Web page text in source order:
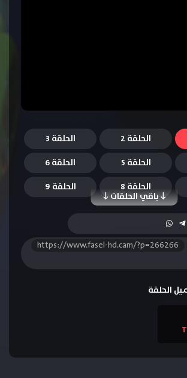
الحلقة 2
الحلقة 3
الحلقة 5 الحلقة 6
باقي الحلقات
الحلقة 8
الحلقة 9
https://www.fasel-hd.cam/?p=266266
الحلقة